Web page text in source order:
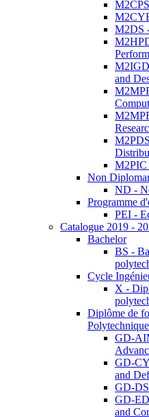
M2DS
and
M2PIC
Non
ND -
Programme
PEI -
Catalogue 2019 -
Bachelor
BS -
Cycle
X -
Diplôme de
GD-
GD-
and
GD-
GD-
and